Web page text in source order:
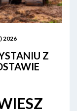
2026
Z